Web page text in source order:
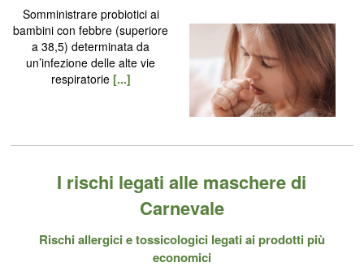
Somministrare probiotici ai
bambini con febbre (superiore
a 38,5) determinata da
un’infezione delle alte vie
respiratorie [...]
I rischi legati alle maschere di
Carnevale
Rischi allergici e tossicologici legati ai prodotti più
economici